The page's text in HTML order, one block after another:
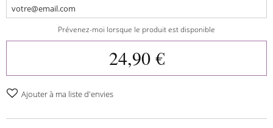
Prévenez-moi lorsque le produit est disponible
24,90 €
Ajouter à ma liste d'envies